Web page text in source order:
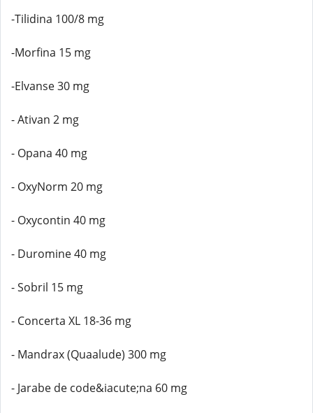
-Tilidina 100/8 mg
-Morfina 15 mg
-Elvanse 30 mg
- Ativan 2 mg
- Opana 40 mg
- OxyNorm 20 mg
- Oxycontin 40 mg
- Duromine 40 mg
- Sobril 15 mg
- Concerta XL 18-36 mg
- Mandrax (Quaalude) 300 mg
- Jarabe de code&iacute;na 60 mg